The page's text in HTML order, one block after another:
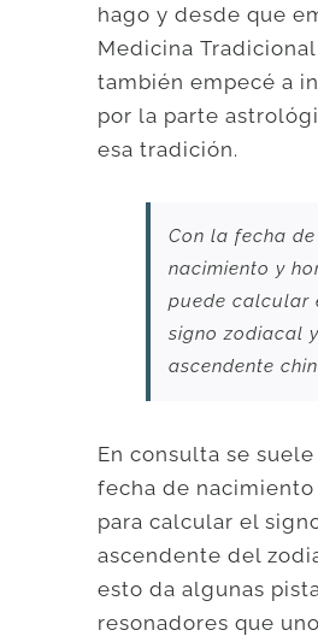
hago y desde que
Medicina Tradicional
también empecé a
por la parte
esa tradición.
Con la fecha de
nacimiento y
puede calcular
signo zodiacal y
ascendente
En consulta se
fecha de nacimiento
para calcular el
ascendente del
esto da algunas
resonadores que